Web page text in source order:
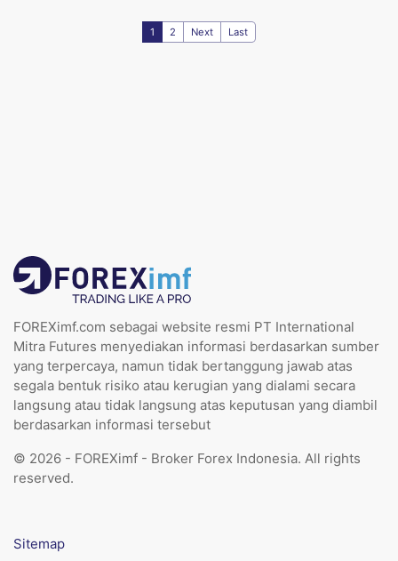
1 2 Next Last
FOREXimf.com sebagai website resmi PT International
Mitra Futures menyediakan informasi berdasarkan sumber
yang terpercaya, namun tidak bertanggung jawab atas
segala bentuk risiko atau kerugian yang dialami secara
langsung atau tidak langsung atas keputusan yang diambil
berdasarkan informasi tersebut
© 2026 - FOREXimf - Broker Forex Indonesia. All rights
reserved.
Sitemap